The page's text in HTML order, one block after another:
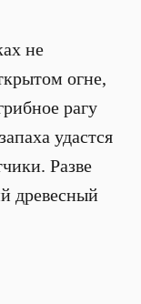
не
огне,
рагу
удастся
Разве
древесный